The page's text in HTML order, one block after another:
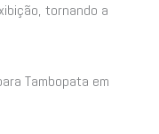
tornando a
Tambopata em